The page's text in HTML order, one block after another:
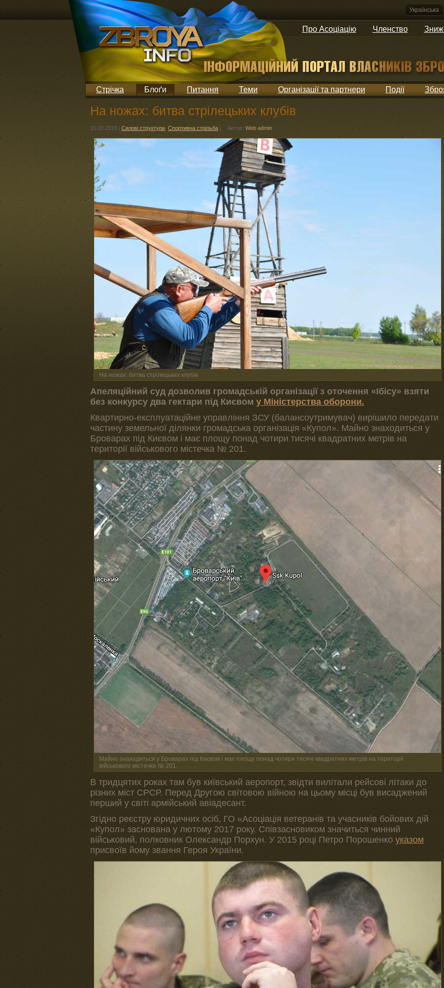
Українська
Про Асоціацію Членство
Стрічка Блоґи Питання Теми Організації та партнери Події
На ножах: битва стрілецьких клубів
15.03.2018 | Силові структури Спортивна стрільба | Автор: Web admin
На ножах: битва стрілецьких клубів
Апеляційний суд дозволив громадській організації з оточення «Ібісу» взяти
без конкурсу два гектари під Києвом у Міністерства оборони.
Квартирно-експлуатаційне управління ЗСУ (балансоутримувач) вирішило передати
частину земельної ділянки громадська організація «Купол». Майно знаходиться у
Броварах під Києвом і має площу понад чотири тисячі квадратних метрів на
території військового містечка № 201.
Майно знаходиться у Броварах під Києвом і має площу понад чотири тисячі квадратних метрів на території
військового містечка № 201.
В тридцятих роках там був київський аеропорт, звідти вилітали рейсові літаки до
різних міст СРСР. Перед Другою світовою війною на цьому місці був висаджений
перший у світі армійський авіадесант.
Згідно реєстру юридичних осіб, ГО «Асоціація ветеранів та учасників бойових дій
«Купол» заснована у лютому 2017 року. Співзасновиком значиться чинний
військовий, полковник Олександр Порхун. У 2015 році Петро Порошенко указом
присвоїв йому звання Героя України.